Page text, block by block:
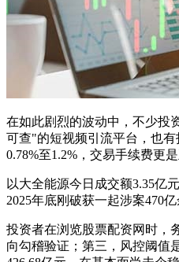
在如此剧烈的波动中，不少投
可查"的短视频引流平台，也
0.78%至1.2%，交易手续费更
以大全能源今日成交额3.35亿
2025年底刚破获一起涉案470
投资者在浏览股票配资网时，
向勾稽验证；第三，风控阈值